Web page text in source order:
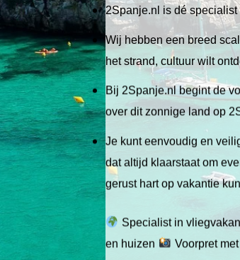
2Spanje.nl is dé
Wij hebben een breed
het strand, cultuur wilt
Bij 2Spanje.nl begint de
over dit zonnige land op
Je kunt eenvoudig en
dat altijd klaarstaat om
gerust hart op vakantie
Specialist in
en huizen
Voorpret